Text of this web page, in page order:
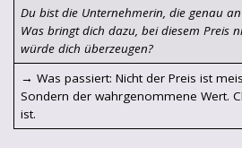
Du bist die Unternehmerin, die genau
Was bringt dich dazu, bei diesem Preis
würde dich überzeugen?
→ Was passiert: Nicht der Preis ist
Sondern der wahrgenommene Wert.
ist.